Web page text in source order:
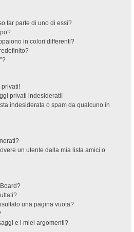
far parte di uno di essi?
in colori differenti?
privati!
privati indesiderati!
indesiderata o spam da qualcuno in
un utente dalla mia lista amici o
una pagina vuota?
e i miei argomenti?